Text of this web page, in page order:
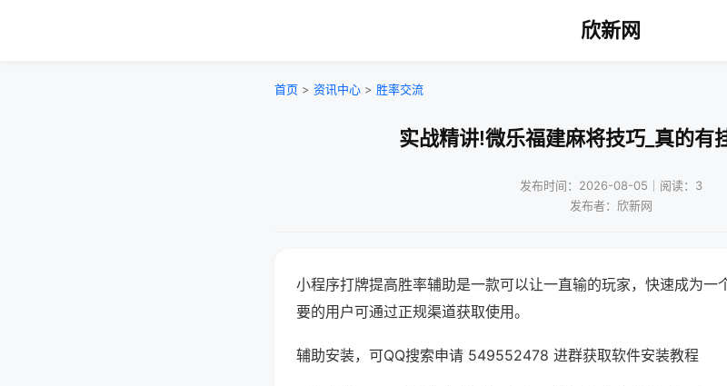
欣新网
首页 > 资讯中心 > 胜率交流
实战精讲!微乐福建麻将技巧_真的有
发布时间：2026-08-05｜阅读：3
发布者：欣新网
小程序打牌提高胜率辅助是一款可以让一直输的玩家，快速成为一
要的用户可通过正规渠道获取使用。
辅助安装，可QQ搜索申请 549552478 进群获取软件安装教程